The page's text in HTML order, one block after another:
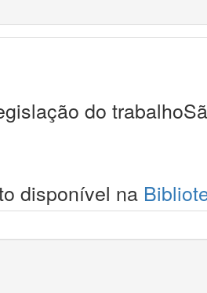
do
disponível na